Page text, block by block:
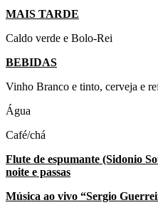
MAIS TARDE
Caldo verde e Bolo-Rei
BEBIDAS
Vinho Branco e tinto, cerveja e
Água
Café/chá
Flute de espumante (Sidonio
noite e passas
Música ao vivo “Sergio